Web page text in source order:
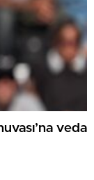
veda